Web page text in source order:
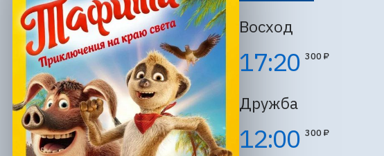
Восход
17:20 300 ₽
Дружба
12:00 300 ₽